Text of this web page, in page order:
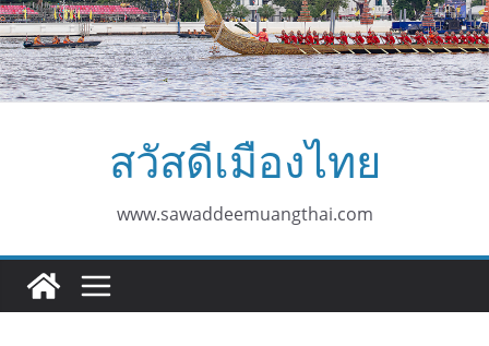
สวัสดีเมืองไทย
www.sawaddeemuangthai.com